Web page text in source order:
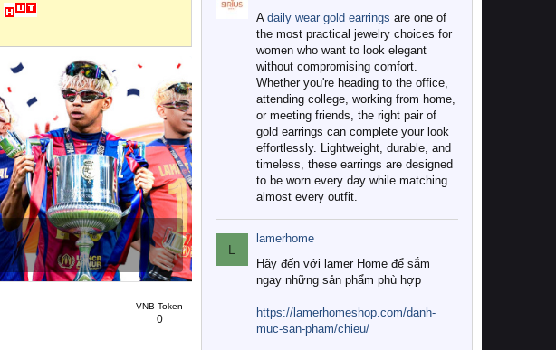
VNB Token
0
A daily wear gold earrings are one of
the most practical jewelry choices for
women who want to look elegant
without compromising comfort.
Whether you're heading to the office,
attending college, working from home,
or meeting friends, the right pair of
gold earrings can complete your look
effortlessly. Lightweight, durable, and
timeless, these earrings are designed
to be worn every day while matching
almost every outfit.
L
lamerhome
Hãy đến với lamer Home để sắm
ngay những sản phẩm phù hợp
https://lamerhomeshop.com/danh-
muc-san-pham/chieu/